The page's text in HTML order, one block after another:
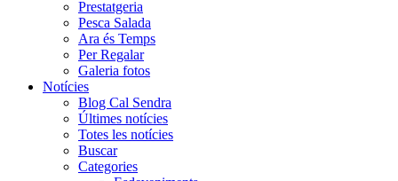
Prestatgeria
Pesca Salada
Ara és Temps
Per Regalar
Galeria fotos
Notícies
Blog Cal Sendra
Últimes notícies
Totes les notícies
Buscar
Categories